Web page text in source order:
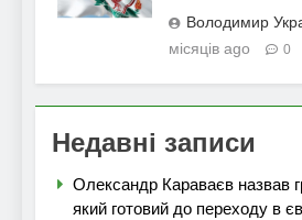
Володимир
місяців ago
0
Недавні записи
Олександр Караваєв назвав
який готовий до переходу в